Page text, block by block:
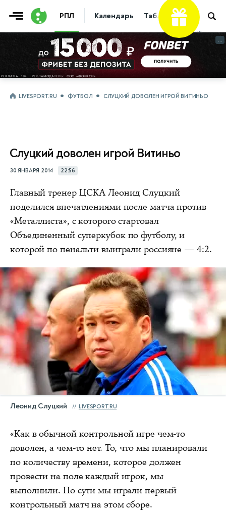
РПЛ Календарь Таблица Прогнозы
...
...
LIVESPORT.RU ФУТБОЛ СЛУЦКИЙ ДОВОЛЕН ИГРОЙ ВИТИНЬО
Слуцкий доволен игрой Витиньо
30 ЯНВАРЯ 2014 22:56
Главный тренер ЦСКА Леонид Слуцкий
поделился впечатлениями после матча против
«Металлиста», с которого стартовал
Объединенный суперкубок по футболу, и
которой по пенальти выиграли россияне — 4:2.
Леонид Слуцкий LIVESPORT.RU
«Как в обычной контрольной игре чем-то
доволен, а чем-то нет. То, что мы планировали
по количеству времени, которое должен
провести на поле каждый игрок, мы
выполнили. По сути мы играли первый
контрольный матч на этом сборе.